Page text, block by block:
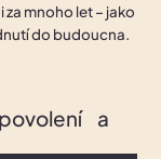
mnoho let – jako
do budoucna.
a